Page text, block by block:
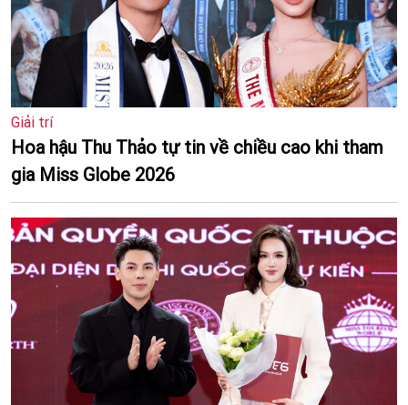
Giải trí
Hoa hậu Thu Thảo tự tin về chiều cao khi tham
gia Miss Globe 2026